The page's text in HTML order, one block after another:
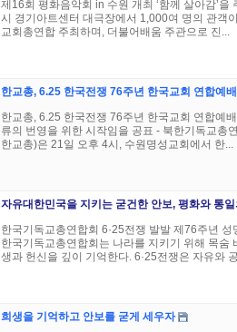
제16회 평화음악회 in 수원 개최 ‘함께 살아감’
시 경기아트센터 대극장에서 1,000여 명의 관객
교회총연합 주최하며, 더불어배움 주관으로 진...
한교총, 6.25 한국전쟁 76주년 한국교회 연합예
한교총, 6.25 한국전쟁 76주년 한국교회 연합예
류의 번영을 위한 시작임을 공표 - 북한기독교총
한교총)은 21일 오후 4시, 수원명성교회에서 한...
자유대한민국을 지키는 굳건한 안보, 평화와 통
한국기독교총연합회 6·25전쟁 발발 제76주년
한국기독교총연합회는 나라를 지키기 위해 목
생과 헌신을 깊이 기억한다. 6·25전쟁은 자유와
희생을 기억하고 안보를 굳게 세우자